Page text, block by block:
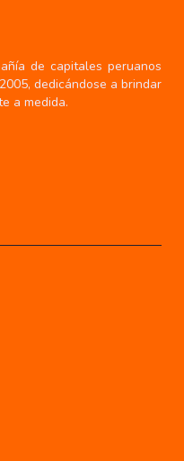
de capitales peruanos
dedicándose a brindar
a medida.